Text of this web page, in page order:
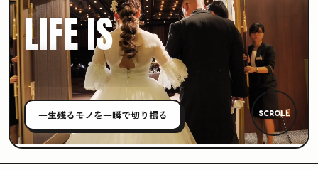
LIFE IS
CREATIVE
一生残るモノを一瞬で切り撮る SCROLL